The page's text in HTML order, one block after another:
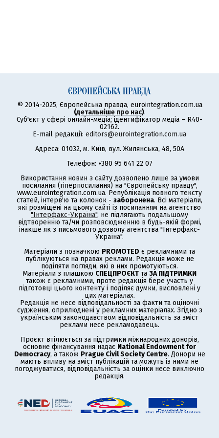
© 2014-2025, Європейська правда, eurointegration.com.ua
(детальніше про нас).
Суб'єкт у сфері онлайн-медіа; ідентифікатор медіа – R40-
02162.
E-mail редакції: editors@eurointegration.com.ua
Адреса: 01032, м. Київ, вул. Жилянська, 48, 50А
Телефон: +380 95 641 22 07
Використання новин з сайту дозволено лише за умови
посилання (гіперпосилання) на "Європейську правду",
www.eurointegration.com.ua. Републікація повного тексту
статей, інтерв'ю та колонок - заборонена. Всі матеріали,
які розміщені на цьому сайті із посиланням на агентство
"Інтерфакс-Україна", не підлягають подальшому
відтворенню та/чи розповсюдженню в будь-якій формі,
інакше як з письмового дозволу агентства "Інтерфакс-
Україна".
Матеріали з позначкою PROMOTED є рекламними та
публікуються на правах реклами. Редакція може не
поділяти погляди, які в них промотуються.
Матеріали з плашкою СПЕЦПРОЄКТ та ЗА ПІДТРИМКИ
також є рекламними, проте редакція бере участь у
підготовці цього контенту і поділяє думки, висловлені у
цих матеріалах.
Редакція не несе відповідальності за факти та оціночні
судження, оприлюднені у рекламних матеріалах. Згідно з
українським законодавством відповідальність за зміст
реклами несе рекламодавець.
Проєкт втілюється за підтримки міжнародних донорів,
основне фінансування надає National Endowment for
Democracy, а також Prague Civil Society Centre. Донори не
мають впливу на зміст публікацій та можуть із ними не
погоджуватися, відповідальність за оцінки несе виключно
редакція.